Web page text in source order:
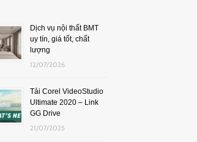
Dịch vụ nội thất BMT
uy tín, giá tốt, chất
lượng
12/07/2026
Tải Corel VideoStudio
Ultimate 2020 – Link
GG Drive
21/07/2025